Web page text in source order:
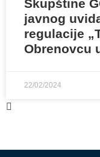
Skupštine
javnog
regulacije
Obrenovcu
22/02/2024